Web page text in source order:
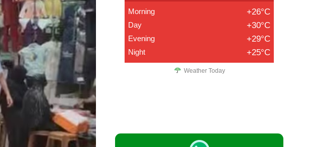
Morning +26°C
Day +30°C
Evening +29°C
Night +25°C
Weather Today